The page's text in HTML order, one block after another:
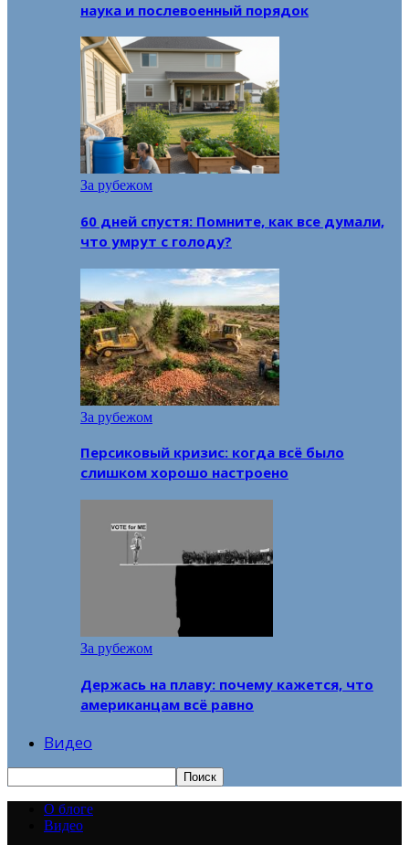
наука и послевоенный порядок
За рубежом
60 дней спустя: Помните, как все думали,
что умрут с голоду?
За рубежом
Персиковый кризис: когда всё было
слишком хорошо настроено
За рубежом
Держась на плаву: почему кажется, что
американцам всё равно
Видео
О блоге
Видео